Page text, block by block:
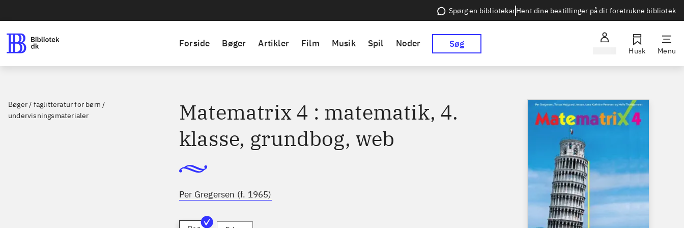
Spørg en bibliotekarHent dine bestillinger på dit foretrukne bibliotek
Forside Bøger Artikler Film Musik Spil Noder Søg
Husk Menu
Bøger / faglitteratur for børn /
undervisningsmaterialer
Matematrix 4 : matematik, 4.
klasse, grundbog, web
Per Gregersen (f. 1965)